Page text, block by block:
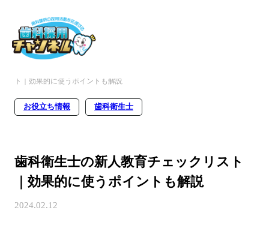
ト｜効果的に使うポイントも解説
お役立ち情報 歯科衛生士
歯科衛生士の新人教育チェックリスト
｜効果的に使うポイントも解説
2024.02.12